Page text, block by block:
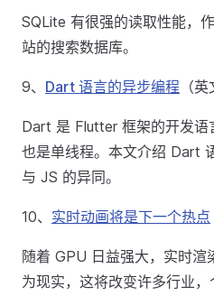
SQLite 有很强的读取性能，
站的搜索数据库。
9、 Dart 语言的异步编程 （英
Dart 是 Flutter 框架的开发语
也是单线程。本文介绍 Dart
与 JS 的异同。
10、 实时动画将是下一个热点
随着 GPU 日益强大，实时
为现实，这将改变许多行业